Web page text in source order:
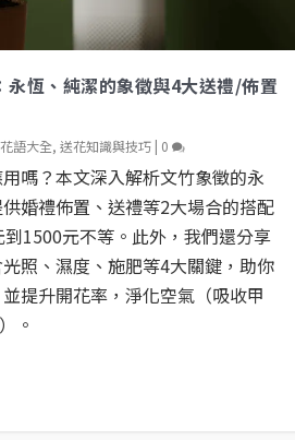
永恆、純潔的象徵與4大送禮/佈置
花語大全, 送花知識與技巧 | 0
嗎？本文深入解析文竹象徵的永
婚禮佈置、送禮等2大場合的搭配
1500元不等。此外，我們還分享
照、濕度、施肥等4大關鍵，助你
提升開花率，淨化空氣（吸收甲
。